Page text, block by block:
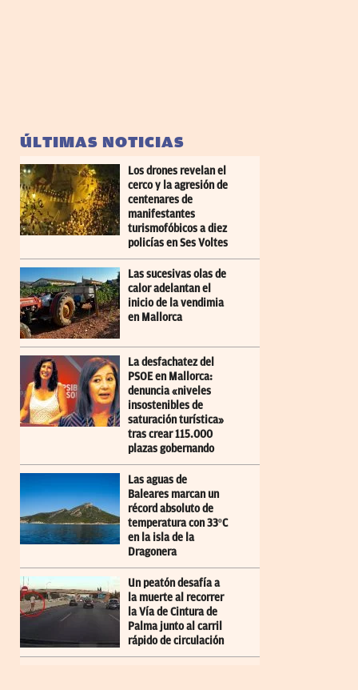
ÚLTIMAS NOTICIAS
Los drones revelan el
cerco y la agresión de
centenares de
manifestantes
turismofóbicos a diez
policías en Ses Voltes
Las sucesivas olas de
calor adelantan el
inicio de la vendimia
en Mallorca
La desfachatez del
PSOE en Mallorca:
denuncia «niveles
insostenibles de
saturación turística»
tras crear 115.000
plazas gobernando
Las aguas de
Baleares marcan un
récord absoluto de
temperatura con 33ºC
en la isla de la
Dragonera
Un peatón desafía a
la muerte al recorrer
la Vía de Cintura de
Palma junto al carril
rápido de circulación